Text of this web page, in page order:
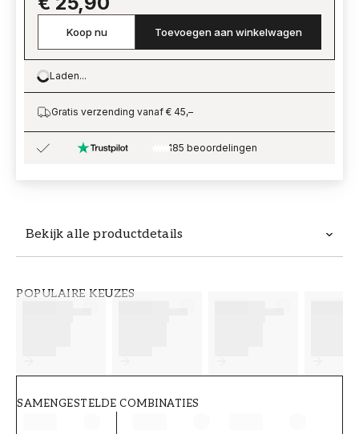
Bekijk alle productdetails
POPULAIRE KEUZES
SAMENGESTELDE COMBINATIES
Koop nu Toevoegen aan winkelwagen
Loading…
Laden...
Gratis verzending vanaf € 45,–
185 beoordelingen